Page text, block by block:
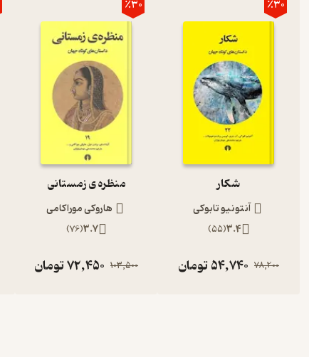
٪30
شکار
آنتونیو تابوکی
3.4
(
55
)
78,200
54,740تومان
٪30
منظره ی زمستانی
هاروکی موراکامی
3.7
(
76
)
103,500
72,450تومان